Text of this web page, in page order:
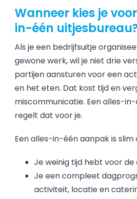
Wanneer kies je
in-één
Als je een bedrijfsuitje
gewone werk, wil je niet drie
partijen aansturen voor een
en het eten. Dat kost tijd en
miscommunicatie. Een alles-
regelt dat voor je.
Een alles-in-één aanpak is slim
Je weinig tijd hebt voor
Je een compleet
activiteit, locatie en